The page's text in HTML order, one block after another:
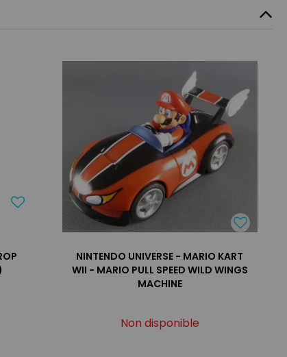
NINTENDO UNIVERSE - MARIO KART
WII - MARIO PULL SPEED WILD WINGS
MACHINE
Non disponible